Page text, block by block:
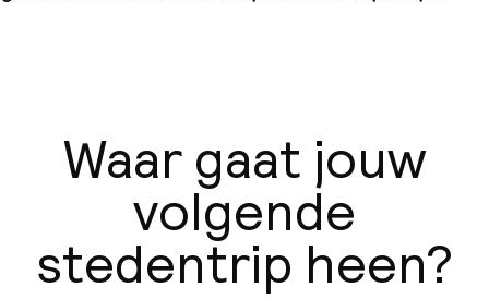
Waar gaat jouw
volgende
stedentrip heen?